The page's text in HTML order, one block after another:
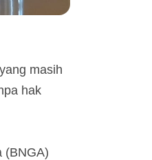
masih
hak
(BNGA)